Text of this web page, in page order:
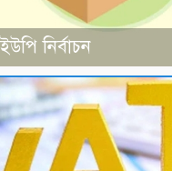
নির্বাচন